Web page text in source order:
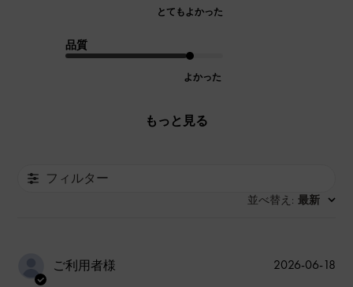
とてもよかった
品質
よかった
もっと見る
フィルター
並べ替え : 最新
ご利用者様
公
2026-06-18